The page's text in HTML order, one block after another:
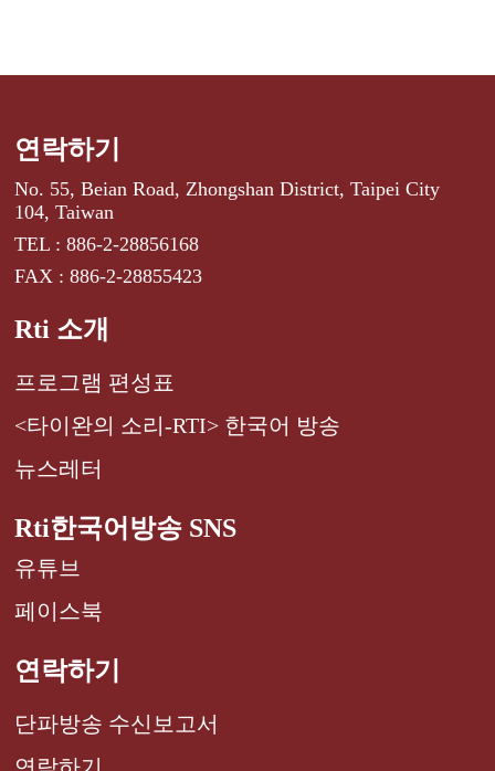
연락하기
No. 55, Beian Road, Zhongshan District, Taipei City
104, Taiwan
TEL : 886-2-28856168
FAX : 886-2-28855423
Rti 소개
프로그램 편성표
<타이완의 소리-RTI> 한국어 방송
뉴스레터
Rti한국어방송 SNS
유튜브
페이스북
연락하기
단파방송 수신보고서